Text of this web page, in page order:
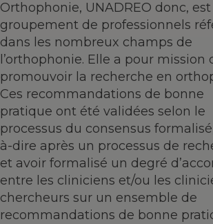
Orthophonie, UNADREO donc,
groupement de professionnels
dans les nombreux champs de
l’orthophonie. Elle a pour mission
promouvoir la recherche en
Ces recommandations de bonne
pratique ont été validées selon le
processus du consensus
à-dire après un processus de
et avoir formalisé un degré
entre les cliniciens et/ou les
chercheurs sur un ensemble de
recommandations de bonne